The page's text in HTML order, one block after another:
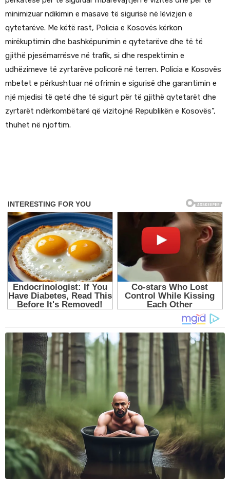
minimizuar ndikimin e masave të sigurisë në lëvizjen e
qytetarëve. Me këtë rast, Policia e Kosovës kërkon
mirëkuptimin dhe bashkëpunimin e qytetarëve dhe të të
gjithë pjesëmarrësve në trafik, si dhe respektimin e
udhëzimeve të zyrtarëve policorë në terren. Policia e Kosovës
mbetet e përkushtuar në ofrimin e sigurisë dhe garantimin e
një mjedisi të qetë dhe të sigurt për të gjithë qytetarët dhe
zyrtarët ndërkombëtarë që vizitojnë Republikën e Kosovës”,
thuhet në njoftim.